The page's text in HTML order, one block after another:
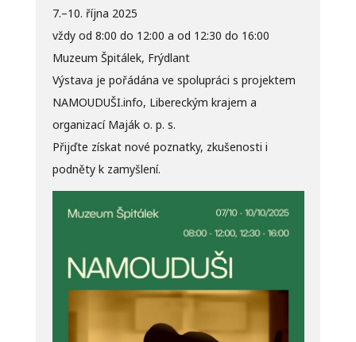
7.–10. října 2025
vždy od 8:00 do 12:00 a od 12:30 do 16:00
Muzeum Špitálek, Frýdlant
Výstava je pořádána ve spolupráci s projektem
NAMOUDUŠI.info, Libereckým krajem a
organizací Maják o. p. s.
Přijďte získat nové poznatky, zkušenosti i
podněty k zamyšlení.